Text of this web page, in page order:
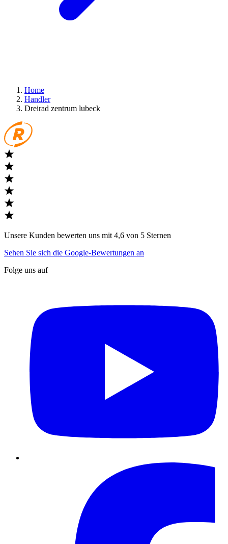
Home
Handler
Dreirad zentrum lubeck
Unsere Kunden bewerten uns mit 4,6 von 5 Sternen
Sehen Sie sich die Google-Bewertungen an
Folge uns auf